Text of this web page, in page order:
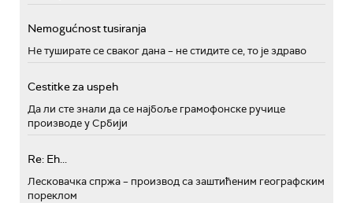
Nemogućnost tusiranja
Не туширате се сваког дана – не стидите се, то је здраво
Cestitke za uspeh
Да ли сте знали да се најбоље грамофонске ручице
производе у Србији
Re: Eh...
Лесковачка спржа – производ са заштићеним географским
пореклом